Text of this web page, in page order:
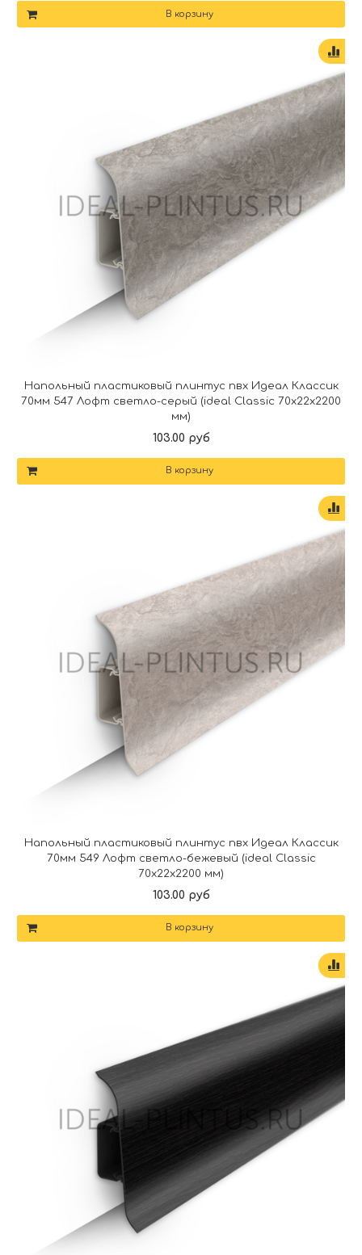
В корзину
Напольный пластиковый плинтус пвх Идеал Классик
70мм 547 Лофт светло-серый (ideal Classic 70х22х2200
мм)
103.00 руб
В корзину
Напольный пластиковый плинтус пвх Идеал Классик
70мм 549 Лофт светло-бежевый (ideal Classic
70х22х2200 мм)
103.00 руб
В корзину